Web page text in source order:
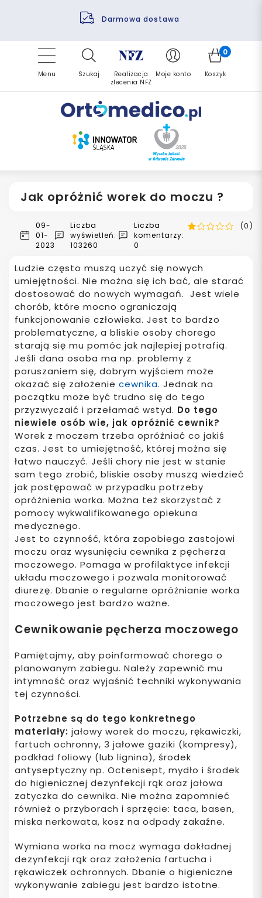
Darmowa dostawa
Pomoc fizjoterapeuty
Finansowanie PFRON
Refundacja NFZ
Zrealizuj zlecenie ponownie
Menu Szukaj
Realizacja
zlecenia NFZ
Moje konto
0
Koszyk
Jak opróżnić worek do moczu ?
09-
01-
2023
Liczba
wyświetleń:
103260
Liczba
komentarzy:
0
(0)
Ludzie często muszą uczyć się nowych
umiejętności. Nie można się ich bać, ale starać
dostosować do nowych wymagań. Jest wiele
chorób, które mocno ograniczają
funkcjonowanie człowieka. Jest to bardzo
problematyczne, a bliskie osoby chorego
starają się mu pomóc jak najlepiej potrafią.
Jeśli dana osoba ma np. problemy z
poruszaniem się, dobrym wyjściem może
okazać się założenie cewnika. Jednak na
początku może być trudno się do tego
przyzwyczaić i przełamać wstyd. Do tego
niewiele osób wie, jak opróżnić cewnik?
Worek z moczem trzeba opróżniać co jakiś
czas. Jest to umiejętność, której można się
łatwo nauczyć. Jeśli chory nie jest w stanie
sam tego zrobić, bliskie osoby muszą wiedzieć
jak postępować w przypadku potrzeby
opróżnienia worka. Można też skorzystać z
pomocy wykwalifikowanego opiekuna
medycznego.
Jest to czynność, która zapobiega zastojowi
moczu oraz wysunięciu cewnika z pęcherza
moczowego. Pomaga w profilaktyce infekcji
układu moczowego i pozwala monitorować
diurezę. Dbanie o regularne opróżnianie worka
moczowego jest bardzo ważne.
Cewnikowanie pęcherza moczowego
Pamiętajmy, aby poinformować chorego o
planowanym zabiegu. Należy zapewnić mu
intymność oraz wyjaśnić techniki wykonywania
tej czynności.
Potrzebne są do tego konkretnego
materiały: jałowy worek do moczu, rękawiczki,
fartuch ochronny, 3 jałowe gaziki (kompresy),
podkład foliowy (lub lignina), środek
antyseptyczny np. Octenisept, mydło i środek
do higienicznej dezynfekcji rąk oraz jałowa
zatyczka do cewnika. Nie można zapomnieć
również o przyborach i sprzęcie: taca, basen,
miska nerkowata, kosz na odpady zakaźne.
Wymiana worka na mocz wymaga dokładnej
dezynfekcji rąk oraz założenia fartucha i
rękawiczek ochronnych. Dbanie o higieniczne
wykonywanie zabiegu jest bardzo istotne.